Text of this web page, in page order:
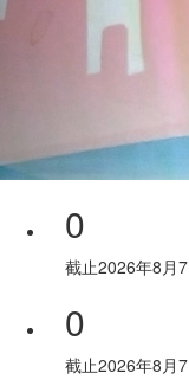
0
截止2026年8 月7
0
截止2026年8 月7